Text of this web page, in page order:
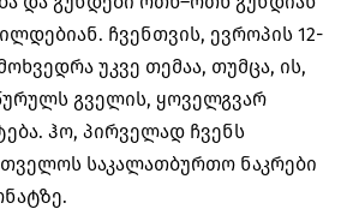
. ჩვენთვის, ევროპის 12-
უკვე თემაა, თუმცა, ის,
გველის, ყოველგვარ
. ჰო, პირველად ჩვენს
საკალათბურთო ნაკრები
.